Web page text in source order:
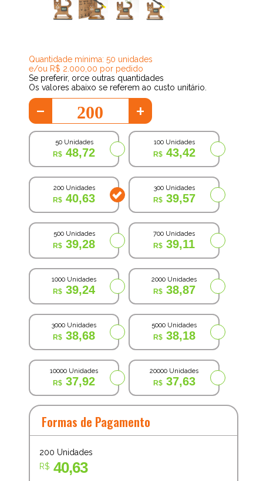
Quantidade mínima: 50 unidades
e/ou R$ 2.000,00 por pedido
Se preferir, orce outras quantidades
Os valores abaixo se referem ao custo unitário.
- +
50 Unidades
48,72
100 Unidades
43,42
200 Unidades
40,63
300 Unidades
39,57
500 Unidades
39,28
700 Unidades
39,11
1000 Unidades
39,24
2000 Unidades
38,87
3000 Unidades
38,68
5000 Unidades
38,18
10000 Unidades
37,92
20000 Unidades
37,63
Formas de Pagamento
200 Unidades
R$ 40,63